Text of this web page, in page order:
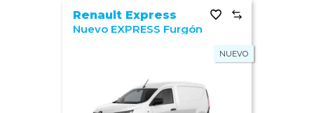
Renault Express
Nuevo EXPRESS Furgón
NUEVO